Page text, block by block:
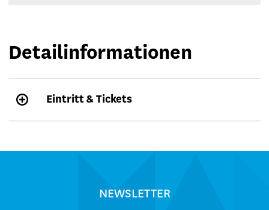
Detailinformationen
Eintritt & Tickets
NEWSLETTER